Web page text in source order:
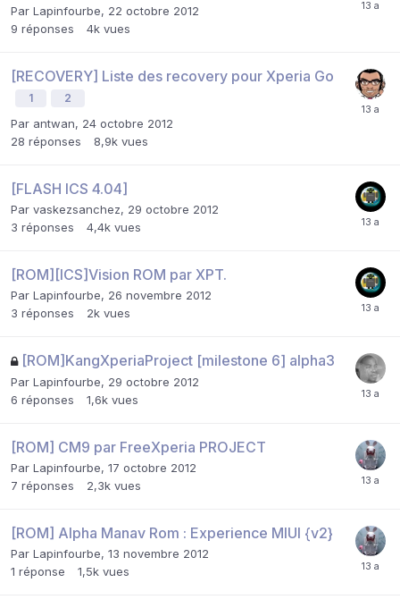
Par Lapinfourbe, 22 octobre 2012
9 réponses 4k vues
[RECOVERY] Liste des recovery pour Xperia Go
1 2
Par antwan, 24 octobre 2012
28 réponses 8,9k vues
[FLASH ICS 4.04]
Par vaskezsanchez, 29 octobre 2012
3 réponses 4,4k vues
[ROM][ICS]Vision ROM par XPT.
Par Lapinfourbe, 26 novembre 2012
3 réponses 2k vues
[ROM]KangXperiaProject [milestone 6] alpha3
Par Lapinfourbe, 29 octobre 2012
6 réponses 1,6k vues
[ROM] CM9 par FreeXperia PROJECT
Par Lapinfourbe, 17 octobre 2012
7 réponses 2,3k vues
[ROM] Alpha Manav Rom : Experience MIUI {v2}
Par Lapinfourbe, 13 novembre 2012
1 réponse 1,5k vues